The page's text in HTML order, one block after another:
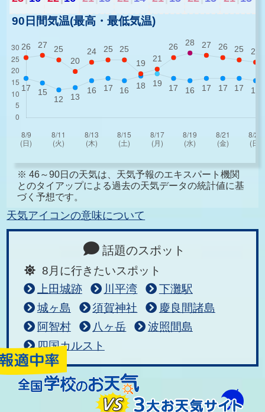
90日間気温(最高・最低気温)
※ 46～90日の天気は、天気予報のエキスパート機関
とのタイアップによる過去の天気データの統計値に基
づく予想です。
天気アイコンの意味について
話題のスポット
8月に行きたいスポット
上田城跡
川平湾
下灘駅
城ヶ島
須賀神社
慶良間諸島
阿智村
八ヶ岳
波照間島
四国カルスト